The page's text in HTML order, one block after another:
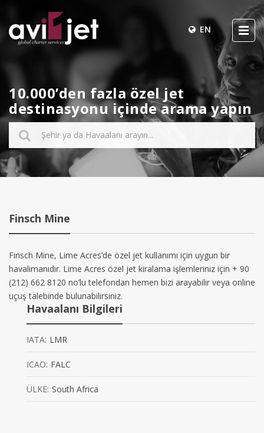
EN
10.000’den fazla özel jet
destinasyonu içinde arama yapın
Finsch Mine
Finsch Mine, Lime Acres’de özel jet kullanımı için uygun bir
havalimanıdır. Lime Acres özel jet kiralama işlemleriniz için + 90
(212) 662 8120 no’lu telefondan hemen bizi arayabilir veya online
uçuş talebinde bulunabilirsiniz.
Havaalanı Bilgileri
IATA: LMR
ICAO: FALC
ÜLKE: South Africa